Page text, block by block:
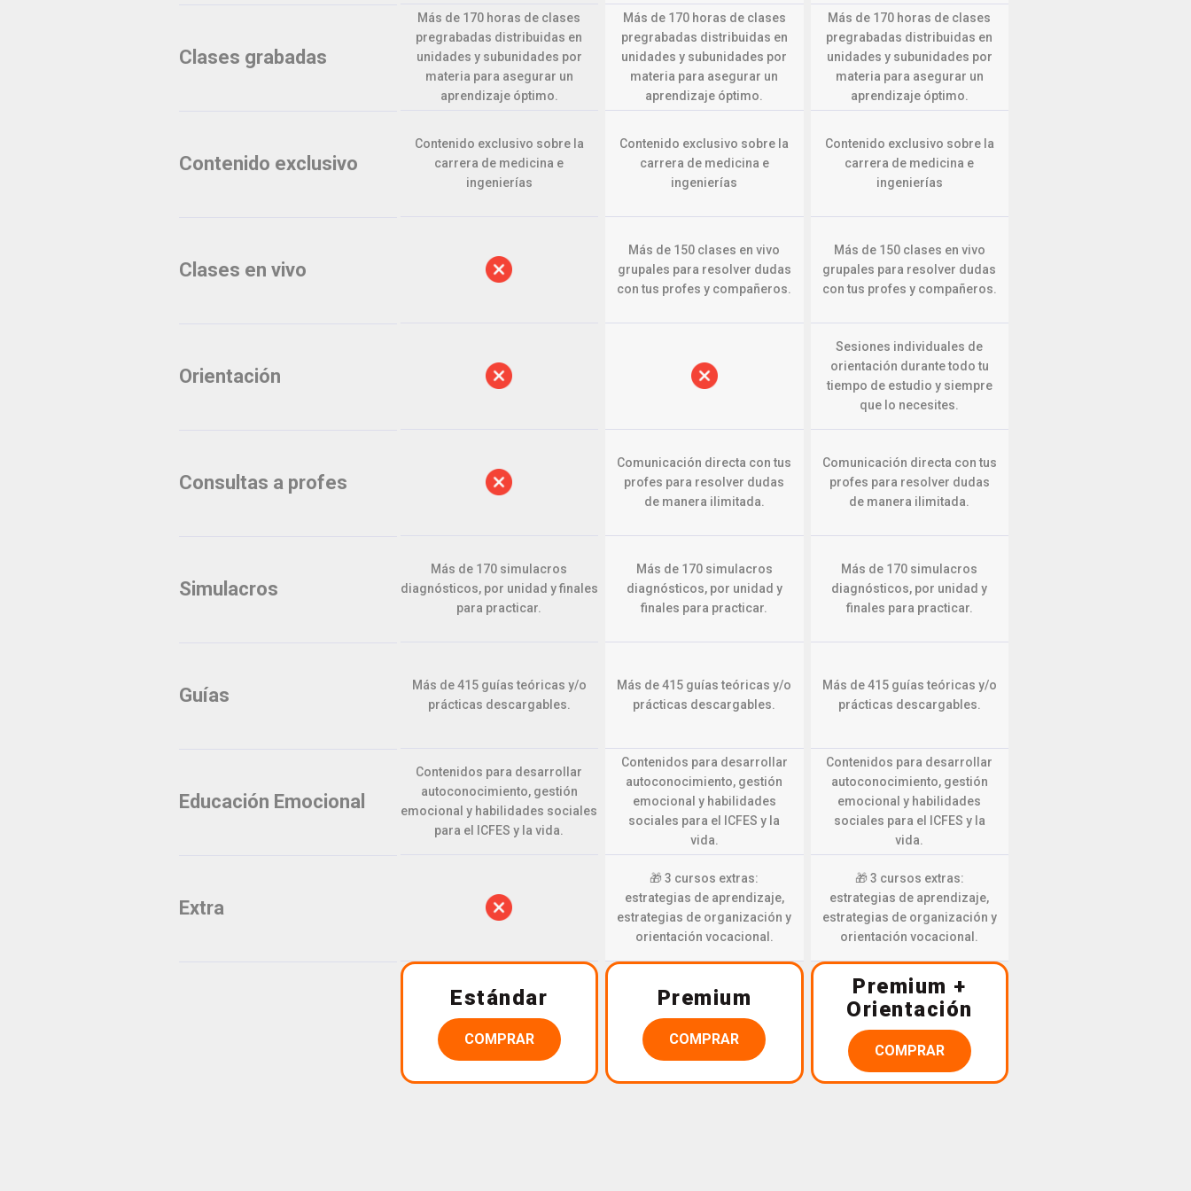
Clases grabadas
Contenido exclusivo
Clases en vivo
Orientación
Consultas a profes
Simulacros
Guías
Educación Emocional
Extra
Más de 170 horas de clases
pregrabadas distribuidas en
unidades y subunidades por
materia para asegurar un
aprendizaje óptimo.
Contenido exclusivo sobre la
carrera de medicina e
ingenierías
Más de 170 simulacros
diagnósticos, por unidad y finales
para practicar.
Más de 415 guías teóricas y/o
prácticas descargables.
Contenidos para desarrollar
autoconocimiento, gestión
emocional y habilidades sociales
para el ICFES y la vida.
Estándar
COMPRAR
Más de 170 horas de clases
pregrabadas distribuidas en
unidades y subunidades por
materia para asegurar un
aprendizaje óptimo.
Contenido exclusivo sobre la
carrera de medicina e
ingenierías
Más de 150 clases en vivo
grupales para resolver dudas
con tus profes y compañeros.
Comunicación directa con tus
profes para resolver dudas
de manera ilimitada.
Más de 170 simulacros
diagnósticos, por unidad y
finales para practicar.
Más de 415 guías teóricas y/o
prácticas descargables.
Contenidos para desarrollar
autoconocimiento, gestión
emocional y habilidades
sociales para el ICFES y la
vida.
🎁 3 cursos extras:
estrategias de aprendizaje,
estrategias de organización y
orientación vocacional.
Premium
COMPRAR
Más de 170 horas de clases
pregrabadas distribuidas en
unidades y subunidades por
materia para asegurar un
aprendizaje óptimo.
Contenido exclusivo sobre la
carrera de medicina e
ingenierías
Más de 150 clases en vivo
grupales para resolver dudas
con tus profes y compañeros.
Sesiones individuales de
orientación durante todo tu
tiempo de estudio y siempre
que lo necesites.
Comunicación directa con tus
profes para resolver dudas
de manera ilimitada.
Más de 170 simulacros
diagnósticos, por unidad y
finales para practicar.
Más de 415 guías teóricas y/o
prácticas descargables.
Contenidos para desarrollar
autoconocimiento, gestión
emocional y habilidades
sociales para el ICFES y la
vida.
🎁 3 cursos extras:
estrategias de aprendizaje,
estrategias de organización y
orientación vocacional.
Premium +
Orientación
COMPRAR